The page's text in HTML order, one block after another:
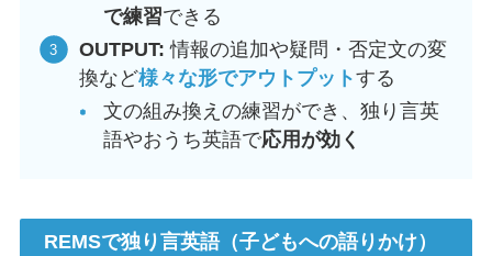
で練習できる
OUTPUT: 情報の追加や疑問・否定文の変
換など様々な形でアウトプットする
文の組み換えの練習ができ、独り言英
語やおうち英語で応用が効く
REMSで独り言英語（子どもへの語りかけ）